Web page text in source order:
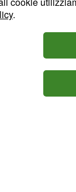
dalle
fatica e
.